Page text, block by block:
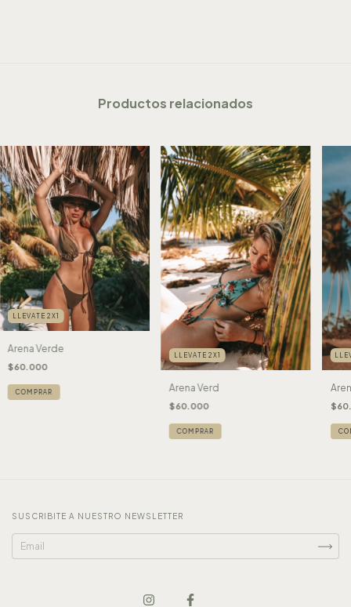
Productos relacionados
LLEVATE 2X1
Arena Verde
$60.000
COMPRAR
LLEVATE 2X1
Arena Verd
$60.000
COMPRAR
SUSCRIBITE A NUESTRO NEWSLETTER